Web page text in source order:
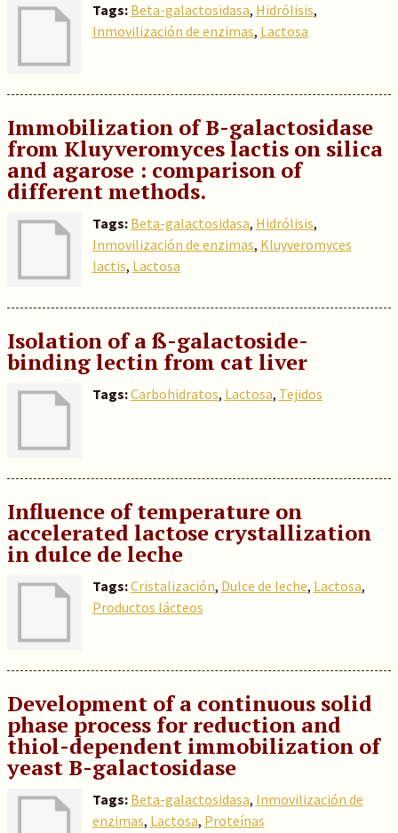
Tags: Beta-galactosidasa, Hidrólisis,
Inmovilización de enzimas, Lactosa
Immobilization of B-galactosidase
from Kluyveromyces lactis on silica
and agarose : comparison of
different methods.
Tags: Beta-galactosidasa, Hidrólisis,
Inmovilización de enzimas, Kluyveromyces
lactis, Lactosa
Isolation of a ß-galactoside-
binding lectin from cat liver
Tags:Carbohidratos, Lactosa, Tejidos
Influence of temperature on
accelerated lactose crystallization
in dulce de leche
Tags:Cristalización, Dulce de leche, Lactosa,
Productos lácteos
Development of a continuous solid
phase process for reduction and
thiol-dependent immobilization of
yeast B-galactosidase
Tags: Beta-galactosidasa, Inmovilización de
enzimas, Lactosa, Proteínas